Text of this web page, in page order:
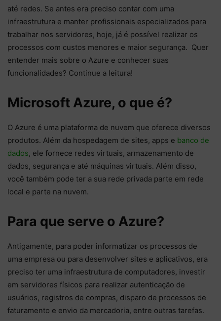
até redes. Se antes era preciso contar com uma
infraestrutura e manter profissionais especializados para
trabalhar nos servidores, hoje, já é possível realizar os
processos com custos menores e maior segurança. Quer
entender mais sobre o Azure e conhecer suas
funcionalidades? Continue a leitura!
Microsoft Azure, o que é?
O Azure é uma plataforma de nuvem que oferece diversos
produtos. Além da hospedagem de sites, apps e banco de
dados, ele fornece redes virtuais, armazenamento de
dados, segurança e até máquinas virtuais. Além disso,
você também pode ter a sua rede privada parte em rede
local e parte na nuvem.
Para que serve o Azure?
Antigamente, para poder informatizar os processos de
uma empresa ou para desenvolver sites e aplicativos, era
preciso ter uma infraestrutura de computadores, investir
em servidores físicos para realizar autenticação de
usuários, registros de compras, disparo de processos de
faturamento e envio da mercadoria, entre outras tarefas.